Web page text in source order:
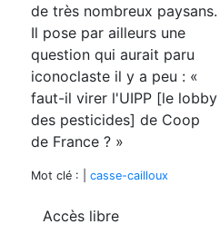
de très nombreux paysans.
Il pose par ailleurs une
question qui aurait paru
iconoclaste il y a peu : «
faut-il virer l'UIPP [le lobby
des pesticides] de Coop
de France ? »
Mot clé : | casse-cailloux
Accès libre